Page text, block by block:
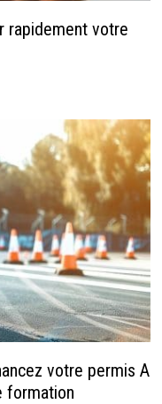
rapidement votre
votre permis A
formation